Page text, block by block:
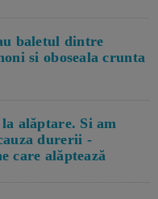
baletul dintre
si oboseala crunta
alăptare. Si am
durerii -
care alăptează